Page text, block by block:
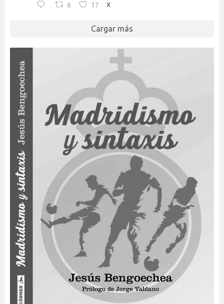
6 17 X
Cargar más